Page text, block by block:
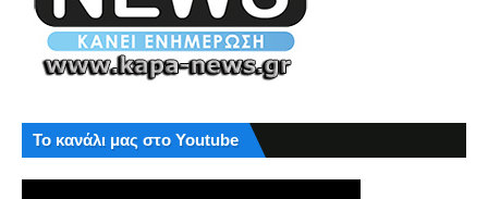
Το κανάλι μας στο Youtube